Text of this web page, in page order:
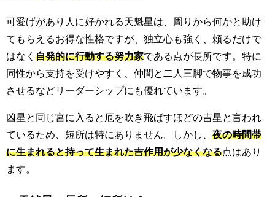
可愛げがあり人に好かれる天魁星は、周りから何かと助け
てもらえるお得な性格ですが、独立心も強く、頼るだけで
はなく 自発的に行動する努力家である点が長所です。特に
同性から支持を受けやすく、仲間と二人三脚で物事を成功
させるなどリーダーシップにも優れています。
凶星と同じ宮に入ると厄を吹き飛ばすほどの吉星と言われ
ているため、短所は特にありません。しかし、 夜の時間帯
に生まれると持って生まれた吉作用が少なくなる点はあり
ます。